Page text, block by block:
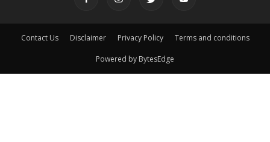
Contact Us Disclaimer Privacy Policy Terms and conditions
Powered by BytesEdge